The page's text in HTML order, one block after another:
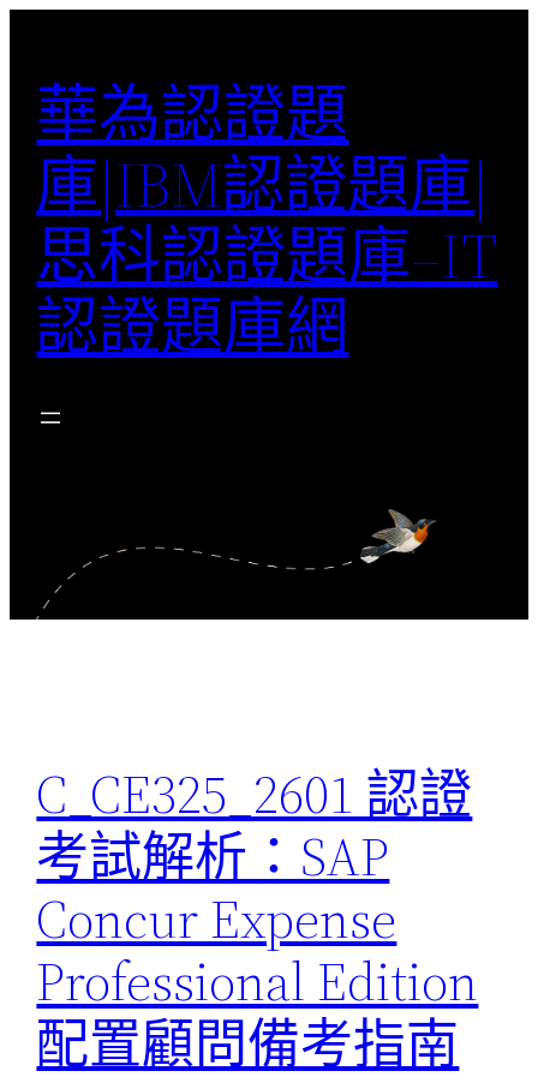
華為認證題
庫|IBM認證題庫|
思科認證題庫–IT
認證題庫網
C_CE325_2601 認證
考試解析：SAP
Concur Expense
Professional Edition
配置顧問備考指南